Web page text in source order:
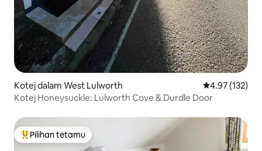
Kotej dalam West Lulworth Penarafan
4.97 (132)
Kotej Honeysuckle: Lulworth Cove & Durdle Door
Pilihan utama tetamu
Pilihan tetamu